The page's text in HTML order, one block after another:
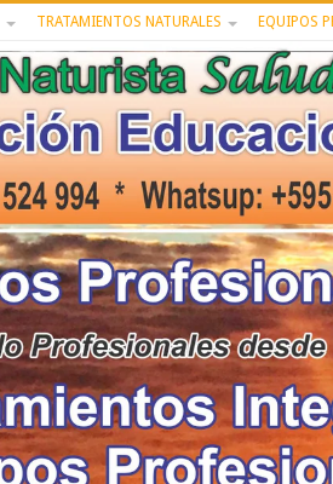
TRATAMIENTOS NATURALES EQUIPOS